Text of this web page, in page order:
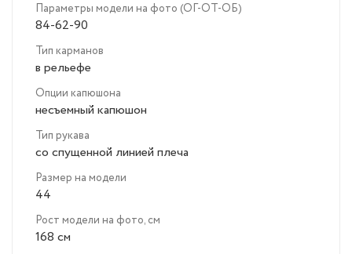
Параметры модели на фото (ОГ-ОТ-ОБ)
84-62-90
Тип карманов
в рельефе
Опции капюшона
несъемный капюшон
Тип рукава
со спущенной линией плеча
Размер на модели
44
Рост модели на фото, см
168 см